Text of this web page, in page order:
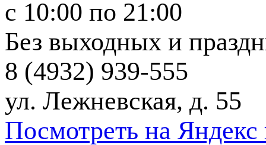
c 10:00 по 21:00
Без выходных и
8 (4932) 939-555
ул. Лежневская, д. 55
Посмотреть на Яндекс